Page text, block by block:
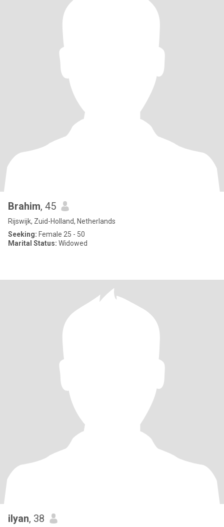
Brahim, 45
Rijswijk, Zuid-Holland, Netherlands
Seeking: Female 25 - 50
Marital Status: Widowed
ilyan, 38